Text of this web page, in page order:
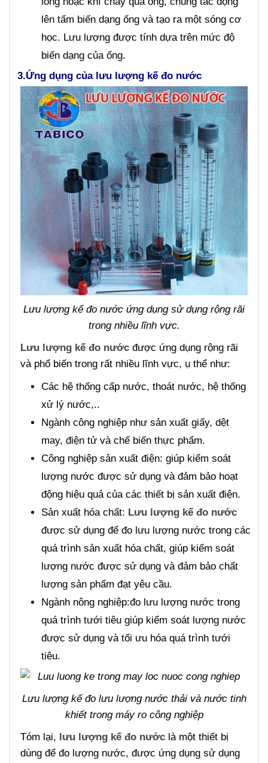
lên tấm biến dạng ống và tạo ra một sóng cơ
học. Lưu lượng được tính dựa trên mức độ
biến dạng của ống.
3.Ứng dụng của lưu lượng kế đo nước
Lưu lượng kế đo nước ứng dụng sử dụng rộng rãi
trong nhiều lĩnh vực.
Lưu lượng kế đo nước được ứng dụng rộng rãi
và phổ biến trong rất nhiều lĩnh vực, ụ thể như:
Các hệ thống cấp nước, thoát nước, hệ thống
xử lý nước,..
Ngành công nghiệp như sản xuất giấy, dệt
may, điện tử và chế biến thực phẩm.
Công nghiệp sản xuất điện: giúp kiểm soát
lượng nước được sử dụng và đảm bảo hoạt
động hiệu quả của các thiết bị sản xuất điện.
Sản xuất hóa chất: Lưu lượng kế đo nước
được sử dụng để đo lưu lượng nước trong các
quá trình sản xuất hóa chất, giúp kiểm soát
lượng nước được sử dụng và đảm bảo chất
lượng sản phẩm đạt yêu cầu.
Ngành nông nghiệp:đo lưu lượng nước trong
quá trình tưới tiêu giúp kiểm soát lượng nước
được sử dụng và tối ưu hóa quá trình tưới
tiêu.
Lưu lượng kế đo lưu lượng nước thải và nước tinh
khiết trong máy ro công nghiệp
Tóm lại,
lưu lượng kế đo nước là một thiết bị
dùng để đo lượng nước, được ứng dụng sử dụng